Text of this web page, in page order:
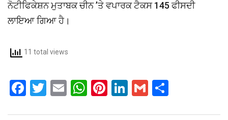
ਨੋਟੀਫਿਕੇਸ਼ਨ ਮੁਤਾਬਕ ਚੀਨ ’ਤੇ ਵਪਾਰਕ ਟੈਕਸ 145 ਫੀਸਦੀ
ਲਾਇਆ ਗਿਆ ਹੈ।
11 total views
F
T
E
W Pi Li
G